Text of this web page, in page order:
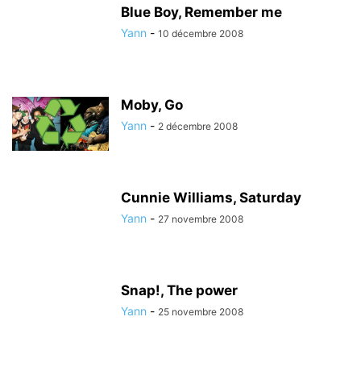
Blue Boy, Remember me
Yann - 10 décembre 2008
Moby, Go
Yann - 2 décembre 2008
Cunnie Williams, Saturday
Yann - 27 novembre 2008
Snap!, The power
Yann - 25 novembre 2008